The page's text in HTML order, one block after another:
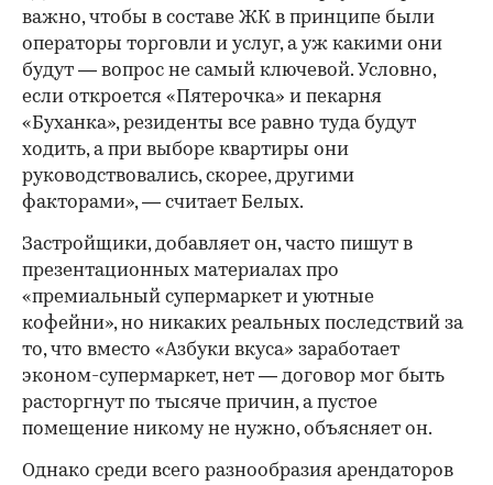
важно, чтобы в составе ЖК в принципе были
операторы торговли и услуг, а уж какими они
будут — вопрос не самый ключевой. Условно,
если откроется «Пятерочка» и пекарня
«Буханка», резиденты все равно туда будут
ходить, а при выборе квартиры они
руководствовались, скорее, другими
факторами», — считает Белых.
Застройщики, добавляет он, часто пишут в
презентационных материалах про
«премиальный супермаркет и уютные
кофейни», но никаких реальных последствий за
то, что вместо «Азбуки вкуса» заработает
эконом-супермаркет, нет — договор мог быть
расторгнут по тысяче причин, а пустое
помещение никому не нужно, объясняет он.
Однако среди всего разнообразия арендаторов